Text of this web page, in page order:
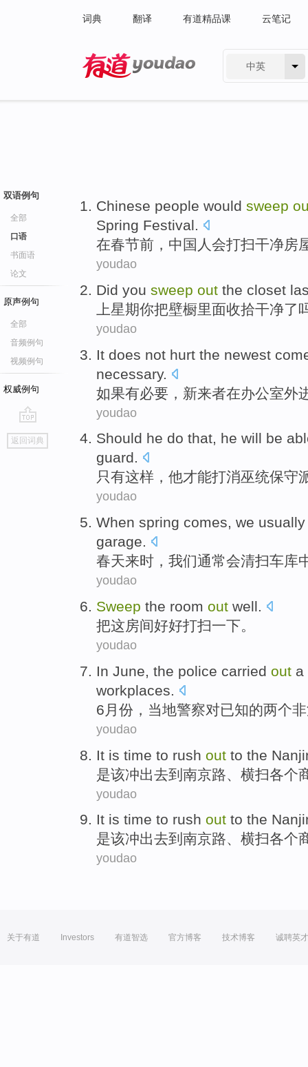
词典 翻译 有道精品课 云笔记
中英
双语例句
全部
口语
书面语
论文
原声例句
全部
音频例句
视频例句
权威例句
go
top
返回词典
Chinese people would sweep
Spring Festival.
在春节前 ， 中国人 会打扫干净房
youdao
Did you sweep out the closet
上星期你把壁橱里面收拾干净了
youdao
It does not hurt the newest
necessary.
如果有必要， 新来者在办公室外
youdao
Should he do that, he will be
guard.
只有这样 ， 他才能打消巫统保守
youdao
When spring comes, we usually
garage.
春天来时 ， 我们通常会清扫车库
youdao
Sweep the room out well.
把这房间好好打扫一下。
youdao
In June, the police carried out a
workplaces.
6 月份 ， 当地警察对已知的两个
youdao
It is time to rush out to the
是该冲出去到 南京路 横扫各个
youdao
It is time to rush out to the
是该冲出去到 南京路、 横扫各个
youdao
关于有道 Investors 有道智选 官方博客 技术博客 诚聘英才